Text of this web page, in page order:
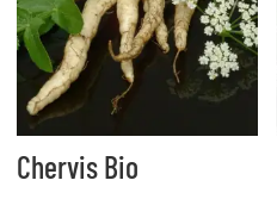
Chervis Bio